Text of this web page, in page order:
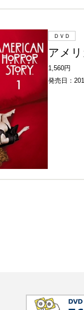
ＤＶＤ
アメ
1,560円
発売日：